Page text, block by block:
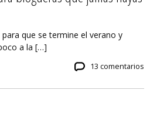
que se termine el verano y
a la […]
13 comentarios